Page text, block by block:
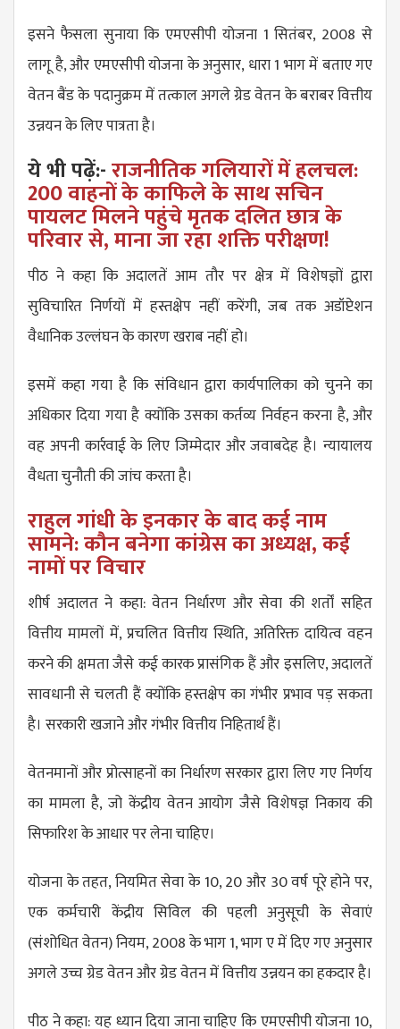
इसने फैसला सुनाया कि एमएसीपी योजना 1 सितंबर, 2008 से
लागू है, और एमएसीपी योजना के अनुसार, धारा 1 भाग में बताए गए
वेतन बैंड के पदानुक्रम में तत्काल अगले ग्रेड वेतन के बराबर वित्तीय
उन्नयन के लिए पात्रता है।
ये भी पढ़ें:-राजनीतिक गलियारों में हलचल:
200 वाहनों के काफिले के साथ सचिन
पायलट मिलने पहुंचे मृतक दलित छात्र के
परिवार से, माना जा रहा शक्ति परीक्षण!
पीठ ने कहा कि अदालतें आम तौर पर क्षेत्र में विशेषज्ञों द्वारा
सुविचारित निर्णयों में हस्तक्षेप नहीं करेंगी, जब तक अडॉप्टेशन
वैधानिक उल्लंघन के कारण खराब नहीं हो।
इसमें कहा गया है कि संविधान द्वारा कार्यपालिका को चुनने का
अधिकार दिया गया है क्योंकि उसका कर्तव्य निर्वहन करना है, और
वह अपनी कार्रवाई के लिए जिम्मेदार और जवाबदेह है। न्यायालय
वैधता चुनौती की जांच करता है।
राहुल गांधी के इनकार के बाद कई नाम
सामने: कौन बनेगा कांग्रेस का अध्यक्ष, कई
नामों पर विचार
शीर्ष अदालत ने कहा: वेतन निर्धारण और सेवा की शर्तों सहित
वित्तीय मामलों में, प्रचलित वित्तीय स्थिति, अतिरिक्त दायित्व वहन
करने की क्षमता जैसे कई कारक प्रासंगिक हैं और इसलिए, अदालतें
सावधानी से चलती हैं क्योंकि हस्तक्षेप का गंभीर प्रभाव पड़ सकता
है। सरकारी खजाने और गंभीर वित्तीय निहितार्थ हैं।
वेतनमानों और प्रोत्साहनों का निर्धारण सरकार द्वारा लिए गए निर्णय
का मामला है, जो केंद्रीय वेतन आयोग जैसे विशेषज्ञ निकाय की
सिफारिश के आधार पर लेना चाहिए।
योजना के तहत, नियमित सेवा के 10, 20 और 30 वर्ष पूरे होने पर,
एक कर्मचारी केंद्रीय सिविल की पहली अनुसूची के सेवाएं
(संशोधित वेतन) नियम, 2008 के भाग 1, भाग ए में दिए गए अनुसार
अगले उच्च ग्रेड वेतन और ग्रेड वेतन में वित्तीय उन्नयन का हकदार है।
पीठ ने कहा: यह ध्यान दिया जाना चाहिए कि एमएसीपी योजना 10,